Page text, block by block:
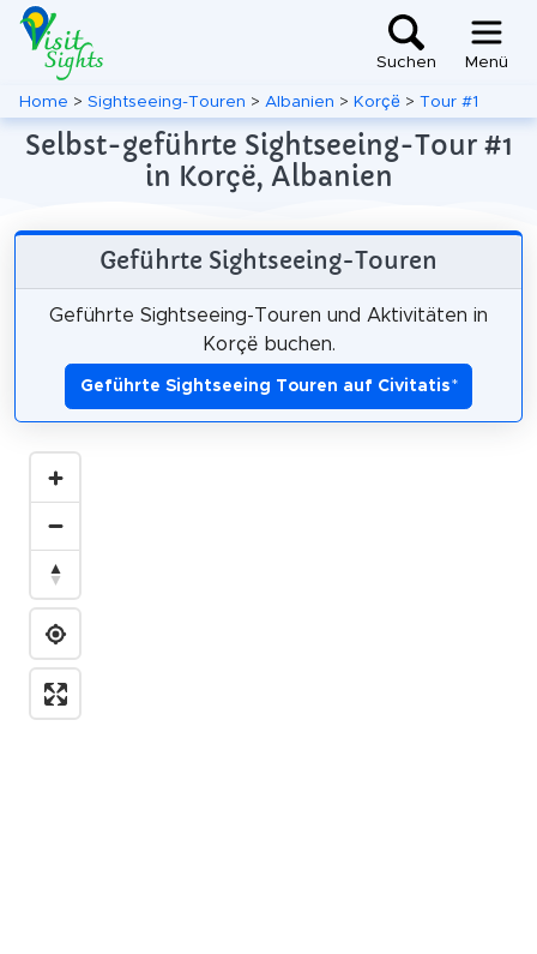
Suchen Menü
Home > Sightseeing-Touren > Albanien > Korçë > Tour #1
Selbst-geführte Sightseeing-Tour #1
in Korçë, Albanien
Geführte Sightseeing-Touren
Geführte Sightseeing-Touren und Aktivitäten in
Korçë buchen.
Geführte Sightseeing Touren auf Civitatis*